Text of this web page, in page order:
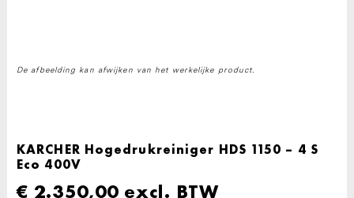
De afbeelding kan afwijken van het werkelijke product.
KARCHER Hogedrukreiniger HDS 1150 – 4 S
Eco 400V
€ 2.350,00 excl. BTW